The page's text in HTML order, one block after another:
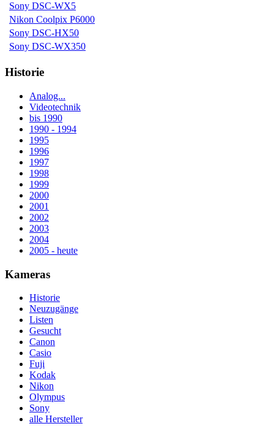
Sony DSC-WX5
Nikon Coolpix P6000
Sony DSC-HX50
Sony DSC-WX350
Historie
Analog...
Videotechnik
bis 1990
1990 - 1994
1995
1996
1997
1998
1999
2000
2001
2002
2003
2004
2005 - heute
Kameras
Historie
Neuzugänge
Listen
Gesucht
Canon
Casio
Fuji
Kodak
Nikon
Olympus
Sony
alle Hersteller